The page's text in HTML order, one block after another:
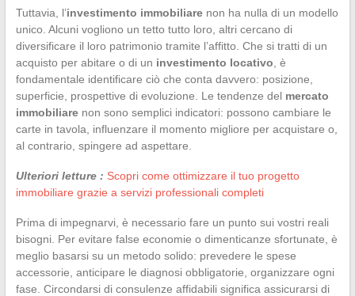
Tuttavia, l’investimento immobiliarenon ha nulla di un modello
unico. Alcuni vogliono un tetto tutto loro, altri cercano di
diversificare il loro patrimonio tramite l’affitto. Che si tratti di un
acquisto per abitare o di un investimento locativo , è
fondamentale identificare ciò che conta davvero: posizione,
superficie, prospettive di evoluzione. Le tendenze del mercato
immobiliarenon sono semplici indicatori: possono cambiare le
carte in tavola, influenzare il momento migliore per acquistare o,
al contrario, spingere ad aspettare.
Ulteriori letture : Scopri come ottimizzare il tuo progetto
immobiliare grazie a servizi professionali completi
Prima di impegnarvi, è necessario fare un punto sui vostri reali
bisogni. Per evitare false economie o dimenticanze sfortunate, è
meglio basarsi su un metodo solido: prevedere le spese
accessorie, anticipare le diagnosi obbligatorie, organizzare ogni
fase. Circondarsi di consulenze affidabili significa assicurarsi di